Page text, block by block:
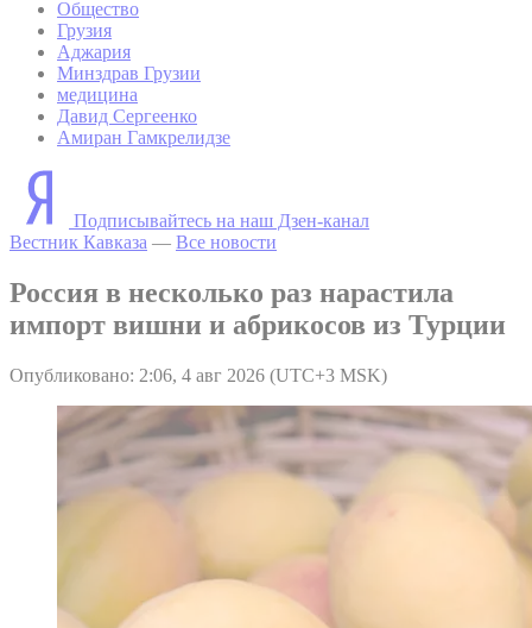
Общество
Грузия
Аджария
Минздрав Грузии
медицина
Давид Сергеенко
Амиран Гамкрелидзе
Подписывайтесь на наш Дзен-канал
Вестник Кавказа — Все новости
Россия в несколько раз нарастила
импорт вишни и абрикосов из Турции
Опубликовано: 2:06, 4 авг 2026 (UTC+3 MSK)